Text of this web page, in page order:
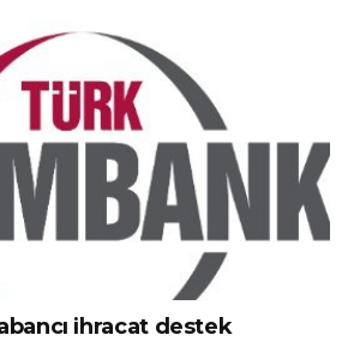
ihracat destek